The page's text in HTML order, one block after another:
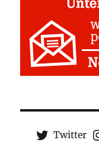
Twitter